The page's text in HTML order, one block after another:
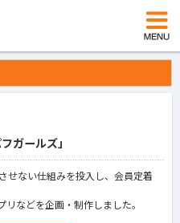
ガールズ」
せない仕組みを投入し、会員定着
などを企画・制作しました。